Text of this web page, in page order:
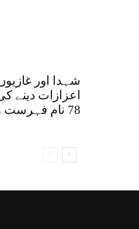
شہدا اور
اعزازات دینے
78 نام فہرست میں شامل